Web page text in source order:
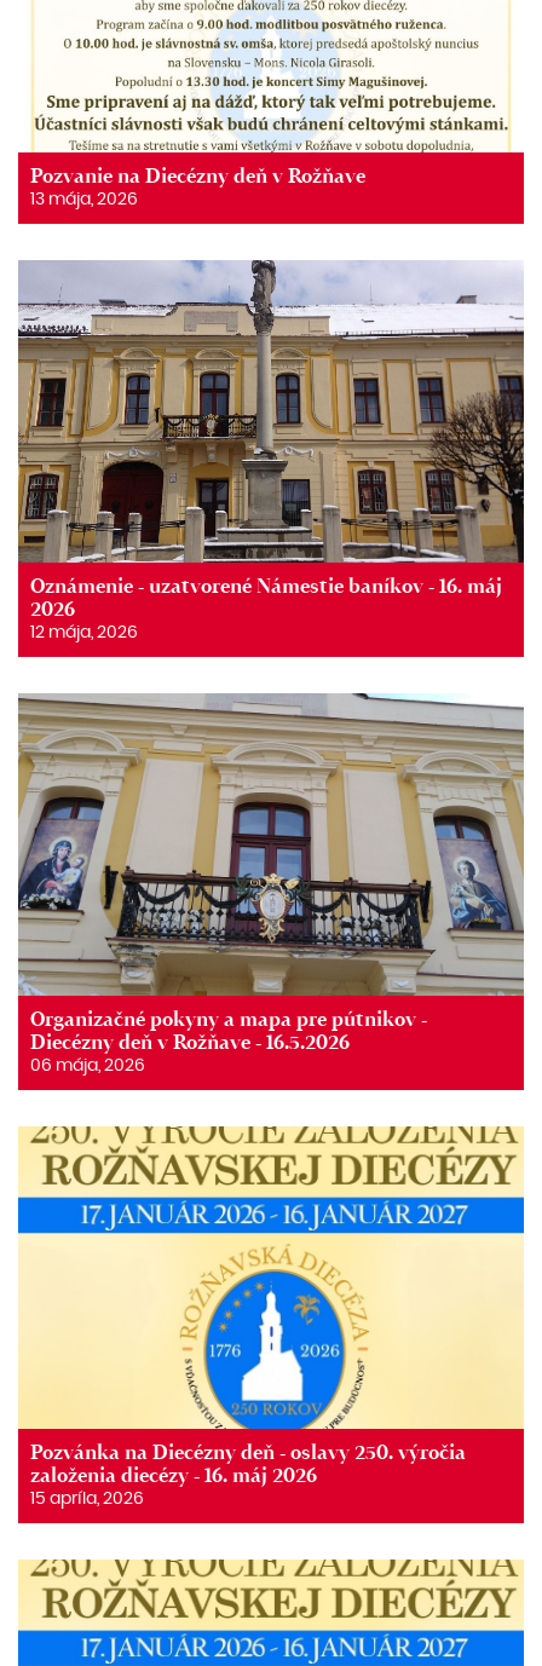
Pozvanie na Diecézny deň v Rožňave
13 mája, 2026
Oznámenie - uzatvorené Námestie baníkov - 16. máj
2026
12 mája, 2026
Organizačné pokyny a mapa pre pútnikov -
Diecézny deň v Rožňave - 16.5.2026
06 mája, 2026
Pozvánka na Diecézny deň - oslavy 250. výročia
založenia diecézy - 16. máj 2026
15 apríla, 2026